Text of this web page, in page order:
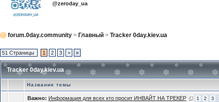
@zeroday_ua
forum.0day.community > Главный > Tracker 0day.kiev.ua
51 Страницы 1 2 3 > »
Tracker 0day.kiev.ua
Название темы
Важно: Информация для всех кто просит ИНВАЙТ НА ТРЕКЕР 1 2 3